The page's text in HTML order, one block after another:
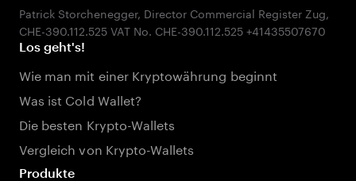
Patrick Storchenegger, Director Commercial Register Zug,
Los geht's!
Wie man mit einer Kryptowährung beginnt
Was ist Cold Wallet?
Die besten Krypto-Wallets
Vergleich von Krypto-Wallets
Produkte